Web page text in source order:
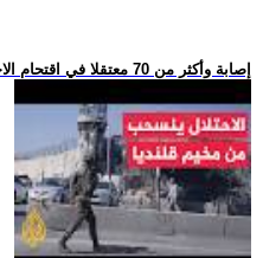
.. 51 إصابة وأكثر من 70 معتقلا في اقتحام الاحتلال مخيم قلنديا ب